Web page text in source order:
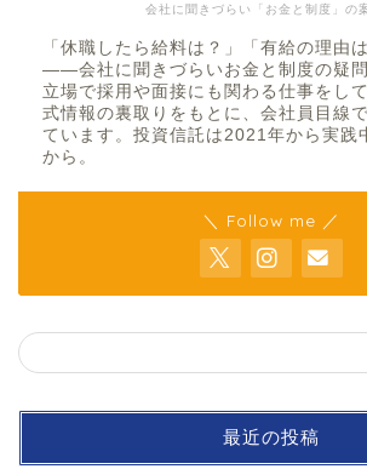
会社に聞きづらい「お金と制度」の
「休職したら給料は？」「有給の理由
——会社に聞きづらいお金と制度の疑
立場で採用や面接にも関わる仕事をし
式情報の裏取りをもとに、会社員目線
ています。投資信託は2021年から実践
から。
＼ Follow me ／
最近の投稿